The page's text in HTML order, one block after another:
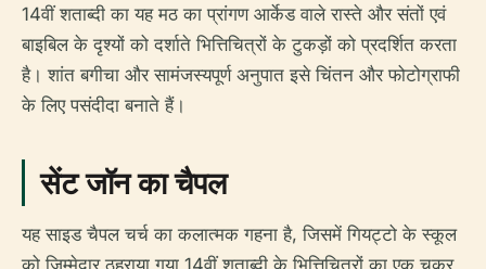
14वीं शताब्दी का यह मठ का प्रांगण आर्केड वाले रास्ते और संतों एवं
बाइबिल के दृश्यों को दर्शाते भित्तिचित्रों के टुकड़ों को प्रदर्शित करता
है। शांत बगीचा और सामंजस्यपूर्ण अनुपात इसे चिंतन और फोटोग्राफी
के लिए पसंदीदा बनाते हैं।
सेंट जॉन का चैपल
यह साइड चैपल चर्च का कलात्मक गहना है, जिसमें गियट्टो के स्कूल
को जिम्मेदार ठहराया गया 14वीं शताब्दी के भित्तिचित्रों का एक चक्र